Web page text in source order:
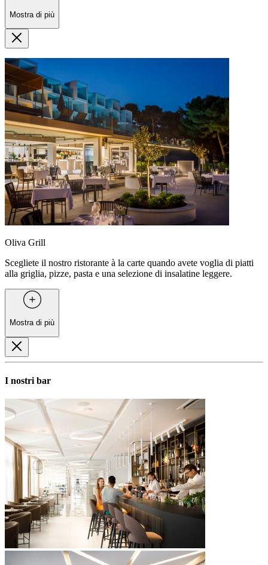
Mostra di più
Oliva Grill
Scegliete il nostro ristorante à la carte quando avete voglia di piatti
alla griglia, pizze, pasta e una selezione di insalatine leggere.
Mostra di più
I nostri bar